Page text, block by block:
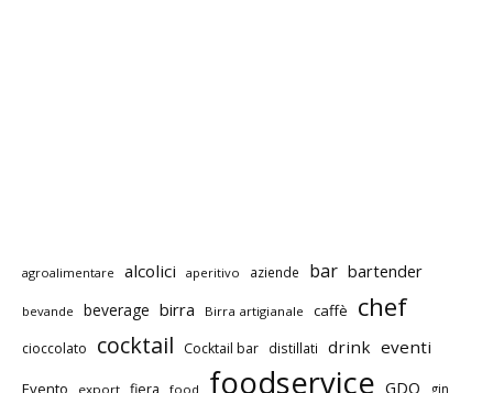
agroalimentare alcolici aperitivo aziende bar bartender
bevande beverage birra Birra artigianale caffè chef
cioccolato cocktail Cocktail bar distillati drink eventi
Evento export fiera food foodservice GDO gin